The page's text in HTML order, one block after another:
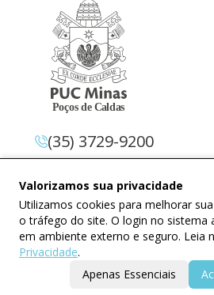
Valorizamos sua privacidade
Utilizamos cookies para melhorar
o tráfego do site. O login no sistema
em ambiente externo e seguro. Leia
Privacidade.
Apenas Essenciais
(35) 3729-9200
Jardim Country Club
Poços De Caldas –